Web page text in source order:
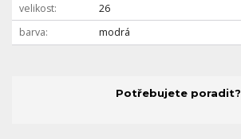
velikost
26
barva
modrá
Potřebujete poradit?